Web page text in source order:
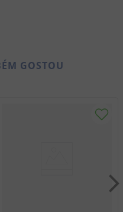
GOSTOU